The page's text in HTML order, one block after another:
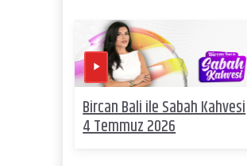
Bircan Bali ile Sabah Kahvesi
4 Temmuz 2026